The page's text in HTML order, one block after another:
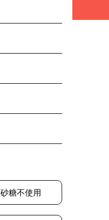
砂糖不使用